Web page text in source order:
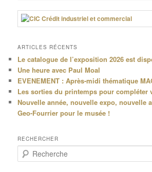
ARTICLES RÉCENTS
Le catalogue de l’exposition 2026 est
Une heure avec Paul Moal
EVENEMENT : Après-midi thématique
Les sorties du printemps pour compléter
Nouvelle année, nouvelle expo, nouvelle
Geo-Fourrier pour le musée !
RECHERCHER
e